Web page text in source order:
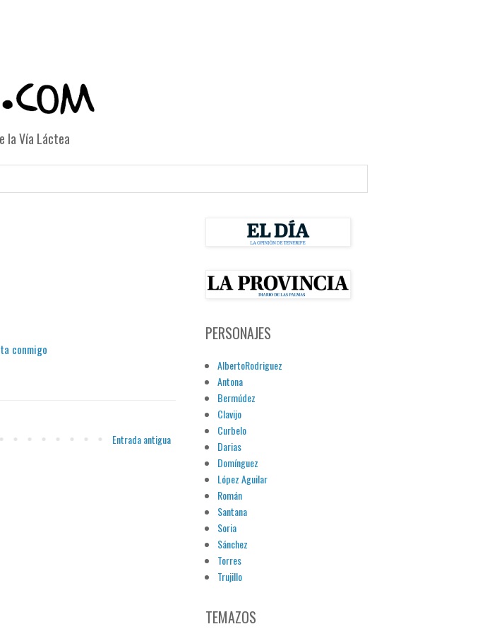
la Vía Láctea
conmigo
Entrada antigua
PERSONAJES
AlbertoRodriguez
Antona
Bermúdez
Clavijo
Curbelo
Darias
Domínguez
López Aguilar
Román
Santana
Soria
Sánchez
Torres
Trujillo
TEMAZOS